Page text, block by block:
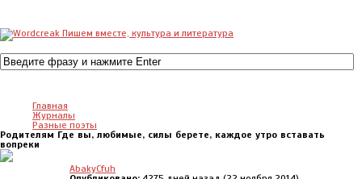
Главная
Журналы
Разные поэты
Родителям Где вы, любимые, силы берете, каждое утро вставать
вопреки
AbakyCfuh